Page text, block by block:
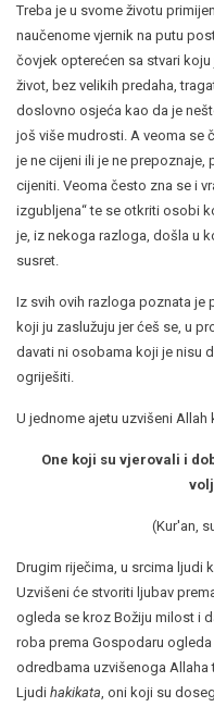
Treba je u svome životu
naučenome vjernik na putu
čovjek opterećen sa stvari
život, bez velikih predaha,
doslovno osjeća kao da je
još više mudrosti. A veoma se
je ne cijeni ili je ne prepoznaje,
cijeniti. Veoma često zna se i
izgubljena“ te se otkriti osobi
je, iz nekoga razloga, došla u
susret.
Iz svih ovih razloga poznata je
koji ju zaslužuju jer ćeš se, u
davati ni osobama koji je nisu
ogriješiti.
U jednome ajetu uzvišeni Allah
One koji su vjerovali i
(Kur'an,
Drugim riječima, u srcima ljudi
Uzvišeni će stvoriti ljubav
ogleda se kroz Božiju milost i
roba prema Gospodaru
odredbama uzvišenoga Allaha
Ljudi hakikata , oni koji su